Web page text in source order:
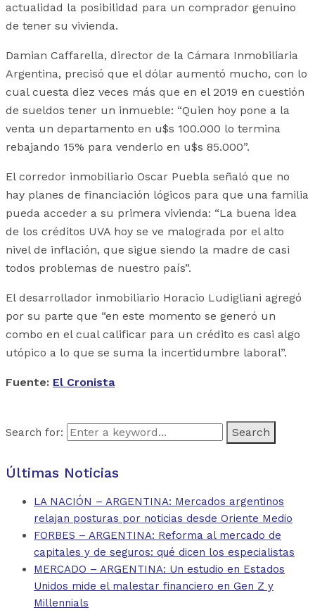
actualidad la posibilidad para un comprador genuino
de tener su vivienda.
Damian Caffarella, director de la Cámara Inmobiliaria
Argentina, precisó que el dólar aumentó mucho, con lo
cual cuesta diez veces más que en el 2019 en cuestión
de sueldos tener un inmueble: “Quien hoy pone a la
venta un departamento en u$s 100.000 lo termina
rebajando 15% para venderlo en u$s 85.000”.
El corredor inmobiliario Oscar Puebla señaló que no
hay planes de financiación lógicos para que una familia
pueda acceder a su primera vivienda: “La buena idea
de los créditos UVA hoy se ve malograda por el alto
nivel de inflación, que sigue siendo la madre de casi
todos problemas de nuestro país”.
El desarrollador inmobiliario Horacio Ludigliani agregó
por su parte que “en este momento se generó un
combo en el cual calificar para un crédito es casi algo
utópico a lo que se suma la incertidumbre laboral”.
Fuente: El Cronista
Search for:
Últimas Noticias
LA NACIÓN – ARGENTINA: Mercados argentinos
relajan posturas por noticias desde Oriente Medio
FORBES – ARGENTINA: Reforma al mercado de
capitales y de seguros: qué dicen los especialistas
MERCADO – ARGENTINA: Un estudio en Estados
Unidos mide el malestar financiero en Gen Z y
Millennials